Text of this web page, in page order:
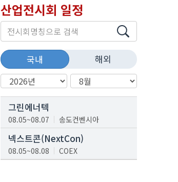
산업전시회 일정
국내 해외
그린에너텍
08.05~08.07 송도컨벤시아
넥스트콘(NextCon)
08.05~08.08 COEX